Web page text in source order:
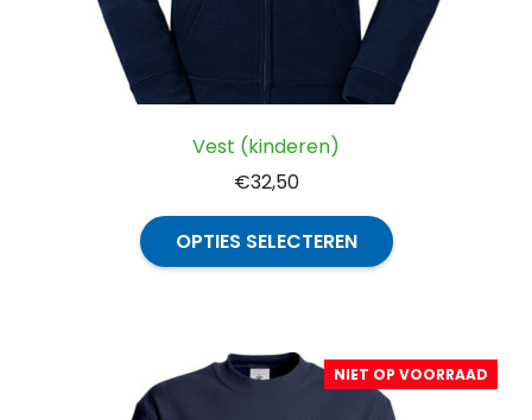
Vest (kinderen)
€32,50
OPTIES SELECTEREN
Dit
product
Deze
optie
NIET OP VOORRAAD